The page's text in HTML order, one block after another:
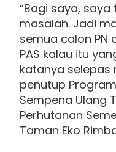
“Bagi saya,
masalah. Jadi
semua calon PN
PAS kalau itu
katanya selepas
penutup Program
Sempena Ulang
Perhutanan
Taman Eko